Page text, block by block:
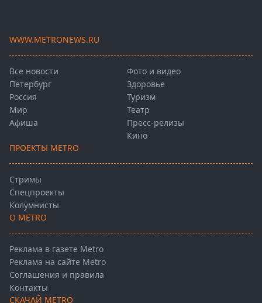
WWW.METRONEWS.RU
Все новости
Петербург
Россия
Мир
Афиша
Фото и видео
Здоровье
Туризм
Театр
Пресс-релизы
Кино
ПРОЕКТЫ METRO
Стримы
Спецпроекты
Колумнисты
О METRO
Реклама в газете Metro
Реклама на сайте Metro
Соглашения и правила
Контакты
СКАЧАЙ METRO